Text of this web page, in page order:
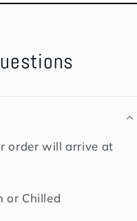
order will arrive at
or Chilled